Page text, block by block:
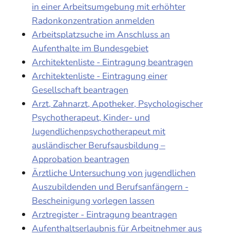
in einer Arbeitsumgebung mit erhöhter
Radonkonzentration anmelden
Arbeitsplatzsuche im Anschluss an
Aufenthalte im Bundesgebiet
Architektenliste - Eintragung beantragen
Architektenliste - Eintragung einer
Gesellschaft beantragen
Arzt, Zahnarzt, Apotheker, Psychologischer
Psychotherapeut, Kinder- und
Jugendlichenpsychotherapeut mit
ausländischer Berufsausbildung –
Approbation beantragen
Ärztliche Untersuchung von jugendlichen
Auszubildenden und Berufsanfängern -
Bescheinigung vorlegen lassen
Arztregister - Eintragung beantragen
Aufenthaltserlaubnis für Arbeitnehmer aus